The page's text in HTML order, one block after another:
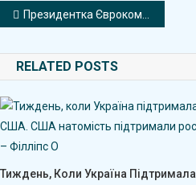
Навігація
записів
​Президентка Єврокомісії: ЄС має 100 млн євро на нагальну підтримку енергетики України
RELATED POSTS
Тиждень, Коли Україна Підтримала